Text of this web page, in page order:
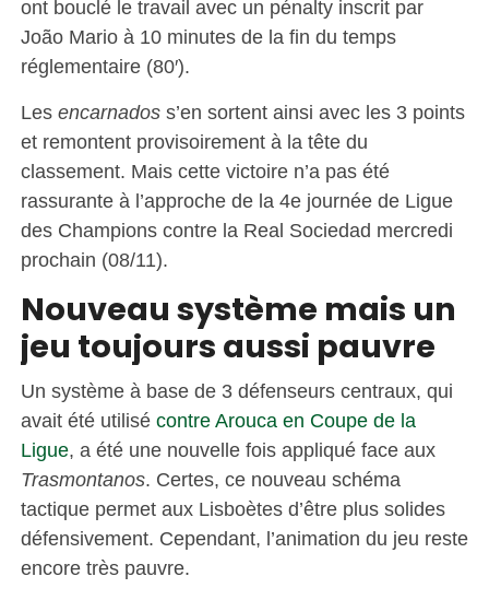
ont bouclé le travail avec un pénalty inscrit par
João Mario à 10 minutes de la fin du temps
réglementaire (80′).
Les encarnados s’en sortent ainsi avec les 3 points
et remontent provisoirement à la tête du
classement. Mais cette victoire n’a pas été
rassurante à l’approche de la 4e journée de Ligue
des Champions contre la Real Sociedad mercredi
prochain (08/11).
Nouveau système mais un
jeu toujours aussi pauvre
Un système à base de 3 défenseurs centraux, qui
avait été utilisé contre Arouca en Coupe de la
Ligue, a été une nouvelle fois appliqué face aux
Trasmontanos. Certes, ce nouveau schéma
tactique permet aux Lisboètes d’être plus solides
défensivement. Cependant, l’animation du jeu reste
encore très pauvre.